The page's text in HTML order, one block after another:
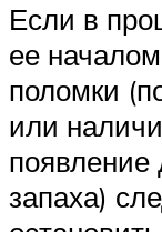
Если в
ее
поломки
или
появление
запаха)